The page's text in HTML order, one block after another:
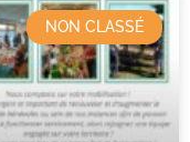
NON CLASSÉ